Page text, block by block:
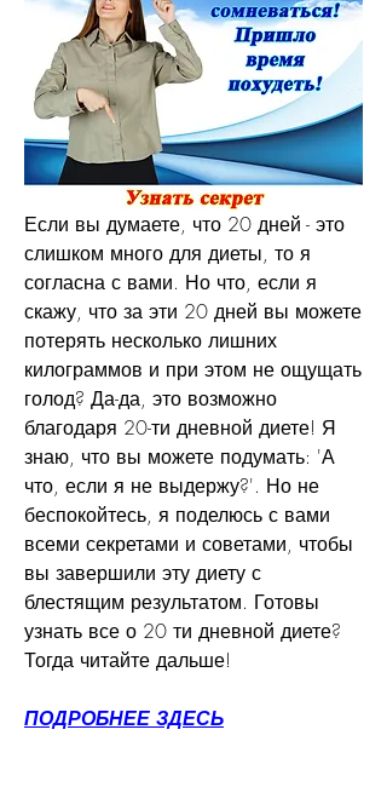
Если вы думаете, что 20 дней - это
слишком много для диеты, то я
согласна с вами. Но что, если я
скажу, что за эти 20 дней вы можете
потерять несколько лишних
килограммов и при этом не ощущать
голод? Да-да, это возможно
благодаря 20-ти дневной диете! Я
знаю, что вы можете подумать: 'А
что, если я не выдержу?'. Но не
беспокойтесь, я поделюсь с вами
всеми секретами и советами, чтобы
вы завершили эту диету с
блестящим результатом. Готовы
узнать все о 20 ти дневной диете?
Тогда читайте дальше!
ПОДРОБНЕЕ ЗДЕСЬ